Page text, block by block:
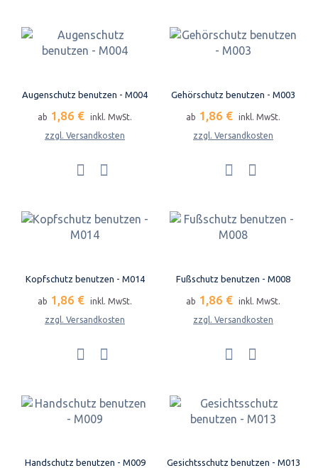
Augenschutz benutzen - M004
ab 1,86 €
inkl. MwSt.
zzgl. Versandkosten
Gehörschutz benutzen - M003
ab 1,86 €
inkl. MwSt.
zzgl. Versandkosten
Kopfschutz benutzen - M014
ab 1,86 €
inkl. MwSt.
zzgl. Versandkosten
Fußschutz benutzen - M008
ab 1,86 €
inkl. MwSt.
zzgl. Versandkosten
Handschutz benutzen - M009 Gesichtsschutz benutzen - M013